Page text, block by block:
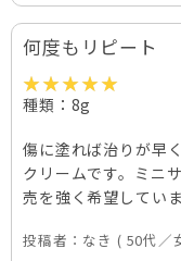
何度もリピート
種類：8g
傷に塗れば治りが早
クリームです。ミニ
売を強く希望していま
投稿者： なき ( 50代／